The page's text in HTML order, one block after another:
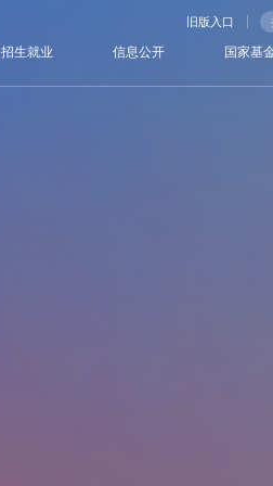
旧版入口
招生就业 信息公开 国家基